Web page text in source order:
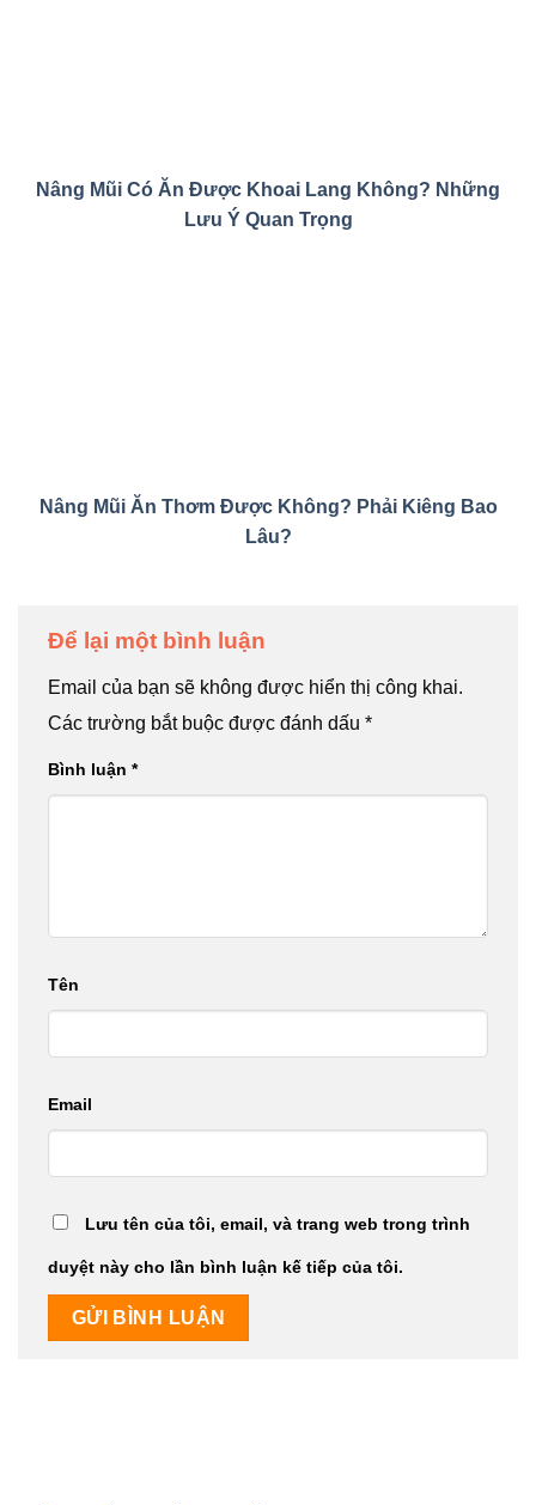
Nâng Mũi Có Ăn Được Khoai Lang Không? Những
Lưu Ý Quan Trọng
Nâng Mũi Ăn Thơm Được Không? Phải Kiêng Bao
Lâu?
Để lại một bình luận
Email của bạn sẽ không được hiển thị công khai.
Các trường bắt buộc được đánh dấu *
Bình luận *
Tên
Email
Lưu tên của tôi, email, và trang web trong trình
duyệt này cho lần bình luận kế tiếp của tôi.